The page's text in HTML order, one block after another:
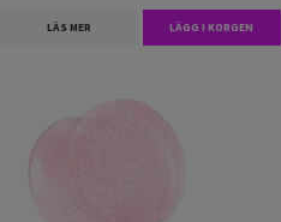
LÄS MER LÄGG I KORGEN